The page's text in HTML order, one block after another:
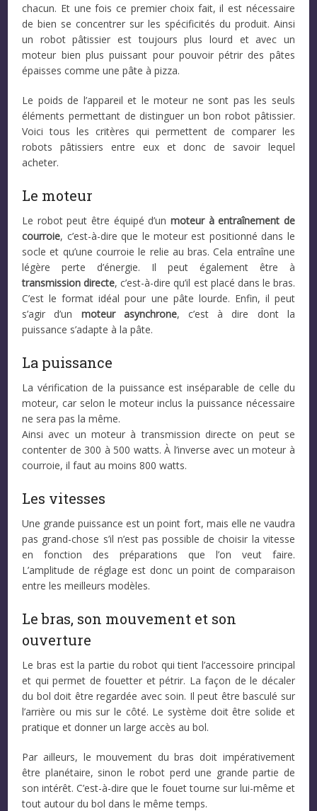
chacun. Et une fois ce premier choix fait, il est nécessaire
de bien se concentrer sur les spécificités du produit. Ainsi
un robot pâtissier est toujours plus lourd et avec un
moteur bien plus puissant pour pouvoir pétrir des pâtes
épaisses comme une pâte à pizza.
Le poids de l’appareil et le moteur ne sont pas les seuls
éléments permettant de distinguer un bon robot pâtissier.
Voici tous les critères qui permettent de comparer les
robots pâtissiers entre eux et donc de savoir lequel
acheter.
Le moteur
Le robot peut être équipé d’un moteur à entraînement de
courroie, c’est-à-dire que le moteur est positionné dans le
socle et qu’une courroie le relie au bras. Cela entraîne une
légère perte d’énergie. Il peut également être à
transmission directe, c’est-à-dire qu’il est placé dans le bras.
C’est le format idéal pour une pâte lourde. Enfin, il peut
s’agir d’un moteur asynchrone, c’est à dire dont la
puissance s’adapte à la pâte.
La puissance
La vérification de la puissance est inséparable de celle du
moteur, car selon le moteur inclus la puissance nécessaire
ne sera pas la même.
Ainsi avec un moteur à transmission directe on peut se
contenter de 300 à 500 watts. À l’inverse avec un moteur à
courroie, il faut au moins 800 watts.
Les vitesses
Une grande puissance est un point fort, mais elle ne vaudra
pas grand-chose s’il n’est pas possible de choisir la vitesse
en fonction des préparations que l’on veut faire.
L’amplitude de réglage est donc un point de comparaison
entre les meilleurs modèles.
Le bras, son mouvement et son
ouverture
Le bras est la partie du robot qui tient l’accessoire principal
et qui permet de fouetter et pétrir. La façon de le décaler
du bol doit être regardée avec soin. Il peut être basculé sur
l’arrière ou mis sur le côté. Le système doit être solide et
pratique et donner un large accès au bol.
Par ailleurs, le mouvement du bras doit impérativement
être planétaire, sinon le robot perd une grande partie de
son intérêt. C’est-à-dire que le fouet tourne sur lui-même et
tout autour du bol dans le même temps.